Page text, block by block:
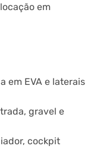
em
em EVA e laterais
gravel e
cockpit